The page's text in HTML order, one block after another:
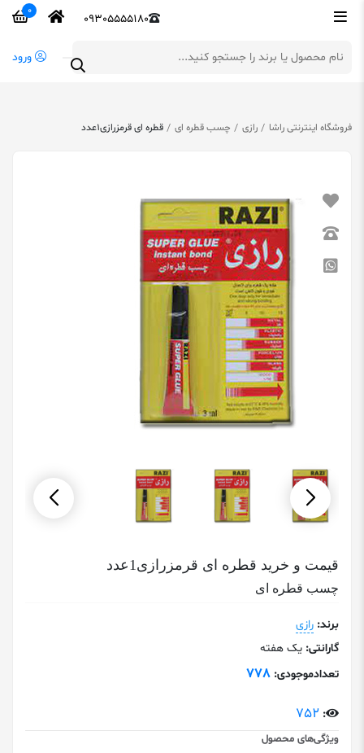
09305555180
0
ورود
فروشگاه اینترنتی راشا رازی چسب قطره ای قطره ای قرمزرازی1عدد
قیمت و خرید قطره ای قرمزرازی1عدد
چسب قطره ای
برند: رازی
گارانتی: یک هفته
تعدادموجودی: 778
:
752